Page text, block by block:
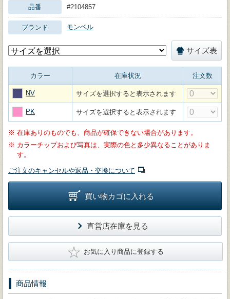
品番 #2104857
ブランド モンベル
サイズ表
カラー 在庫状況 注文数
NV サイズを選択すると表示されます
PK サイズを選択すると表示されます
※ 在庫ありのものでも、商品が確保できない場合があります。
※ カラーチップおよび写真は、実際の色と多少異なることがありま
す。
ご注文のキャンセルや返品・交換について
買い物カゴに入れる
直営店在庫を見る
★ お気に入り商品に登録する
商品情報